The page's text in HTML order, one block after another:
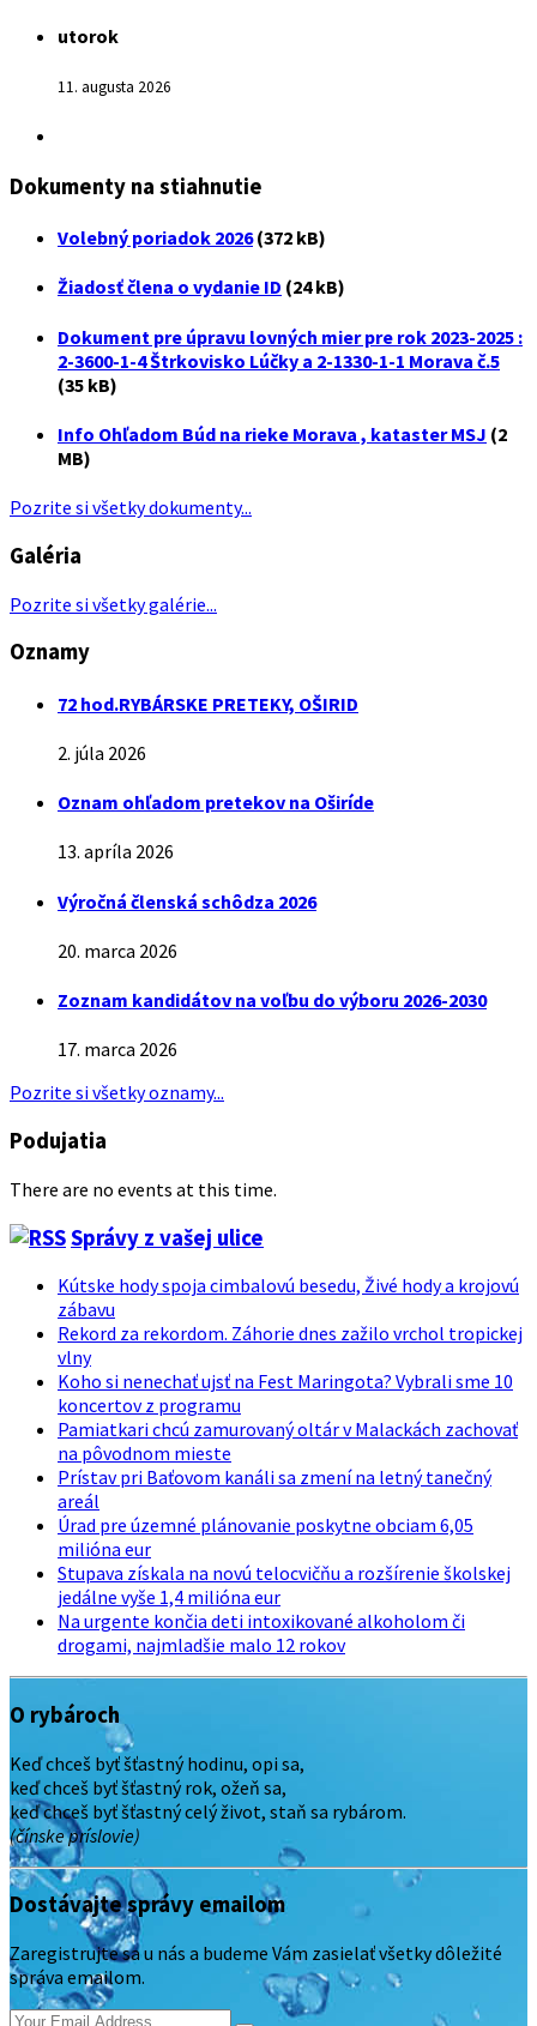
utorok
11. augusta 2026
Dokumenty na stiahnutie
Volebný poriadok 2026 (372 kB)
Žiadosť člena o vydanie ID (24 kB)
Dokument pre úpravu lovných mier pre rok 2023-2025 :
2-3600-1-4 Štrkovisko Lúčky a 2-1330-1-1 Morava č.5
(35 kB)
Info Ohľadom Búd na rieke Morava , kataster MSJ (2
MB)
Pozrite si všetky dokumenty...
Galéria
Pozrite si všetky galérie...
Oznamy
72 hod.RYBÁRSKE PRETEKY, OŠIRID
2. júla 2026
Oznam ohľadom pretekov na Oširíde
13. apríla 2026
Výročná členská schôdza 2026
20. marca 2026
Zoznam kandidátov na voľbu do výboru 2026-2030
17. marca 2026
Pozrite si všetky oznamy...
Podujatia
There are no events at this time.
Správy z vašej ulice
Kútske hody spoja cimbalovú besedu, Živé hody a krojovú
zábavu
Rekord za rekordom. Záhorie dnes zažilo vrchol tropickej
vlny
Koho si nenechať ujsť na Fest Maringota? Vybrali sme 10
koncertov z programu
Pamiatkari chcú zamurovaný oltár v Malackách zachovať
na pôvodnom mieste
Prístav pri Baťovom kanáli sa zmení na letný tanečný
areál
Úrad pre územné plánovanie poskytne obciam 6,05
milióna eur
Stupava získala na novú telocvičňu a rozšírenie školskej
jedálne vyše 1,4 milióna eur
Na urgente končia deti intoxikované alkoholom či
drogami, najmladšie malo 12 rokov
O rybároch
Keď chceš byť šťastný hodinu, opi sa,
keď chceš byť šťastný rok, ožeň sa,
keď chceš byť šťastný celý život, staň sa rybárom.
(čínske príslovie)
Dostávajte správy emailom
Zaregistrujte sa u nás a budeme Vám zasielať všetky dôležité
správa emailom.